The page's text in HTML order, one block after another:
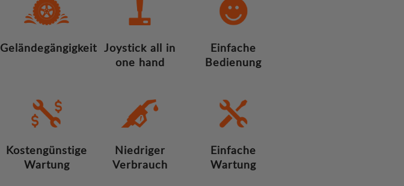
Geländegängigkeit Joystick all in
one hand
Einfache
Bedienung
Kostengünstige
Wartung
Niedriger
Verbrauch
Einfache
Wartung